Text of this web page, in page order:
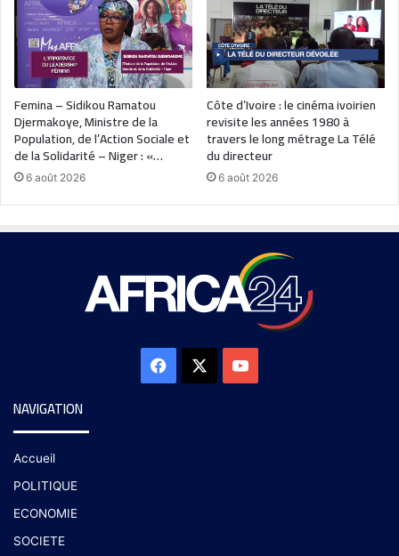
Femina – Sidikou Ramatou
Djermakoye, Ministre de la
Population, de l’Action Sociale et
de la Solidarité – Niger : «…
6 août 2026
Côte d’Ivoire : le cinéma ivoirien
revisite les années 1980 à
travers le long métrage La Télé
du directeur
6 août 2026
NAVIGATION
Accueil
POLITIQUE
ECONOMIE
SOCIETE